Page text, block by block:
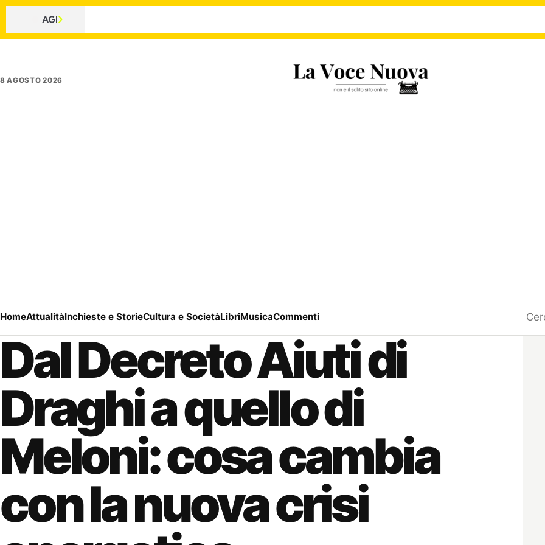
8 AGOSTO 2026
HomeAttualitàInchieste e StorieCultura e SocietàLibriMusicaCommenti
Dal Decreto Aiuti di
Draghi a quello di
Meloni: cosa cambia
con la nuova crisi